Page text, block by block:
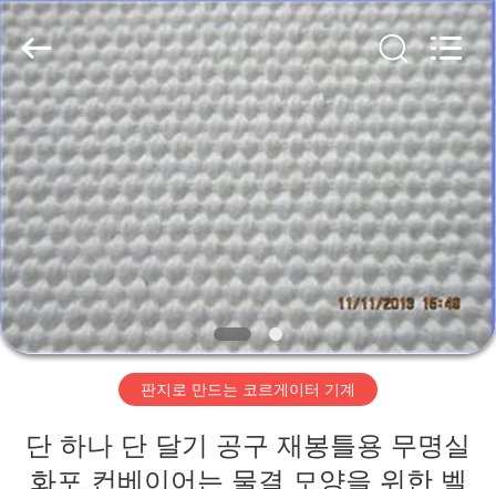
집
제
품
우
리
대
2020
-
2026
HUATAO
LOVER
LTD.
All
Rights
Reserved.
판지로 만드는 코르게이터 기계
단 하나 단 달기 공구 재봉틀용 무명실
화포 컨베이어는 물결 모양을 위한 벨